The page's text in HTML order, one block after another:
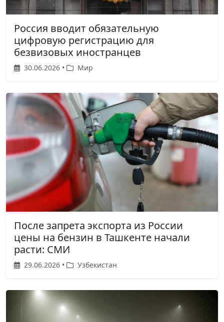
Россия вводит обязательную
цифровую регистрацию для
безвизовых иностранцев
30.06.2026 • Мир
После запрета экспорта из России
цены на бензин в Ташкенте начали
расти: СМИ
29.06.2026 • Узбекистан